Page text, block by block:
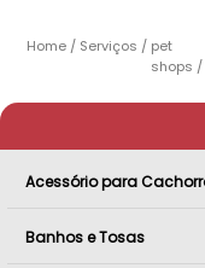
Home Serviços
pet
shops
Acessório para
Banhos e Tosas